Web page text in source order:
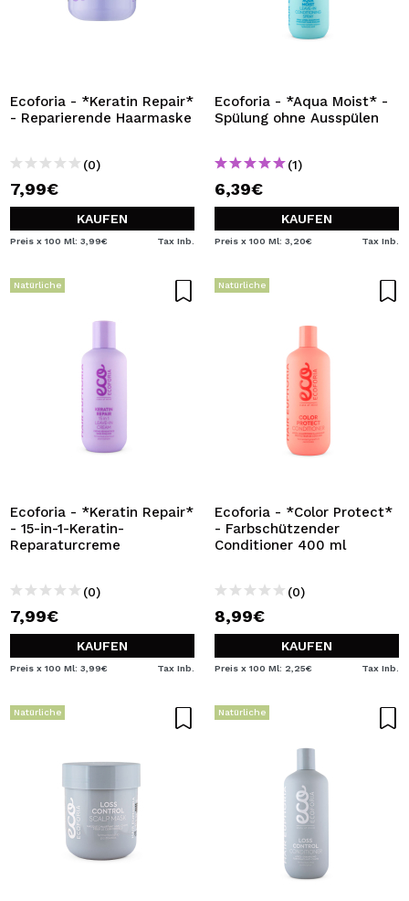
Ecoforia - *Keratin Repair*
- Reparierende Haarmaske
(0)
7,99€
KAUFEN
Preis x 100 Ml: 3,99€ Tax Inb.
Ecoforia - *Aqua Moist* -
Spülung ohne Ausspülen
(1)
6,39€
KAUFEN
Preis x 100 Ml: 3,20€ Tax Inb.
Natürliche
Ecoforia - *Keratin Repair*
- 15-in-1-Keratin-
Reparaturcreme
(0)
7,99€
KAUFEN
Preis x 100 Ml: 3,99€ Tax Inb.
Natürliche
Ecoforia - *Color Protect*
- Farbschützender
Conditioner 400 ml
(0)
8,99€
KAUFEN
Preis x 100 Ml: 2,25€ Tax Inb.
Natürliche Natürliche